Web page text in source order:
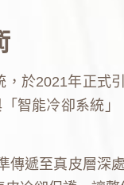
於2021年正式
智能冷卻系統
遞至真皮層深